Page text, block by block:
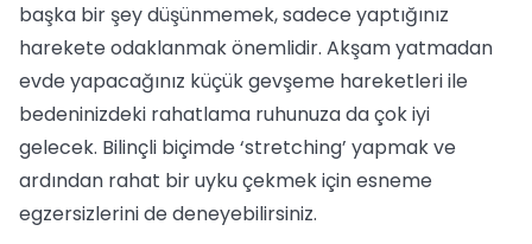
başka bir şey düşünmemek, sadece yaptığınız
harekete odaklanmak önemlidir. Akşam yatmadan
evde yapacağınız küçük gevşeme hareketleri ile
bedeninizdeki rahatlama ruhunuza da çok iyi
gelecek. Bilinçli biçimde ‘stretching’ yapmak ve
ardından rahat bir uyku çekmek için esneme
egzersizlerini de deneyebilirsiniz.